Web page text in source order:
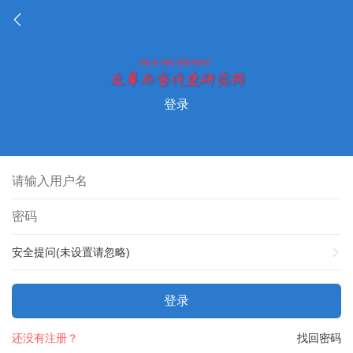
登录
安全提问(未设置请忽略)
登录
找回密码
还没有注册？